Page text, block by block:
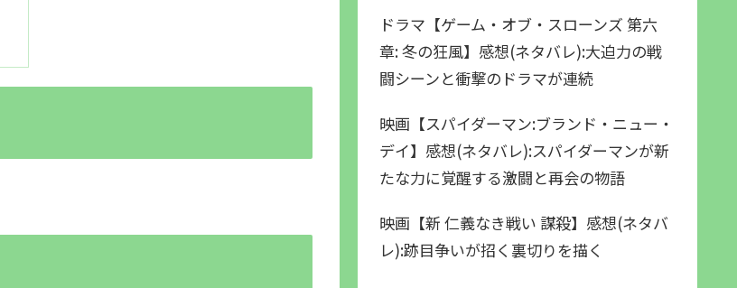
ドラマ【ゲーム・オブ・スローンズ 第六
章: 冬の狂風】感想(ネタバレ):大迫力の戦
闘シーンと衝撃のドラマが連続
映画【スパイダーマン:ブランド・ニュー・
デイ】感想(ネタバレ):スパイダーマンが新
たな力に覚醒する激闘と再会の物語
映画【新 仁義なき戦い 謀殺】感想(ネタバ
レ):跡目争いが招く裏切りを描く